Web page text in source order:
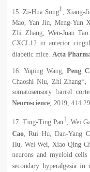
15. Zi-Hua Song1 , Xiang-
Mao, Yan Jin, Meng-Yun
Zhi Zhang, Wen-Juan
CXCL12 in anterior
diabetic mice. Acta
16. Yuping Wang,Peng
Chaoshi Niu, Zhi Zhang*,
somatosensory barrel
Neuroscience, 2019,
17. Ting-Ting Pan1 , Wei
Cao , Rui Hu, Dan-Yang
Hu, Wei Wei, Xiao-Qing
neurons and myeloid
secondary hyperalgesia